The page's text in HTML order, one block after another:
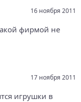
16 ноября 2011
фирмой не
17 ноября 2011
игрушки в